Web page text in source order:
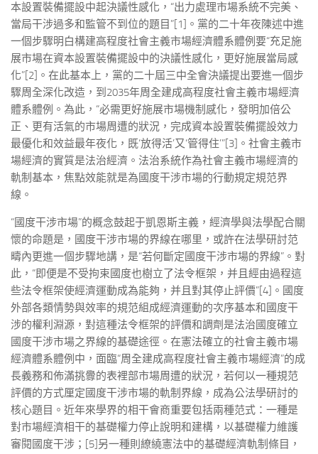
本設置裝備擺設中起決議性感化，“出力處理市場系統不完美、
當局干涉過多和監管不到位的題目”[1]。黨的二十年夜陳述中進
一個步驟明白構建高程度社會主義市場經濟體系體例要“充足施
展市場在資本設置裝備擺設中的決議性感化，更好施展當局感
化”[2]。在此基本上，黨的二十屆三中全會決議提出要進一個步
驟周全深化改造，到2035年周全建成高程度社會主義市場經濟
體系體例。為此，“必需更好施展市場機制感化，發明加倍公
正、更有活氣的市場周遭的狀況，完成資本設置裝備擺設效力
最優化和效益最年夜化，既‘放得活’又‘管得住’”[3]。社會主義市
場經濟的實質是法治經濟。法治系統作為社會主義市場經濟的
軌制基本，焦點效能就是為國度干涉市場的行動規定規范界
線。
“國度干涉市場”的概念鼓起于凱恩斯主義，經濟學與法學配合關
懷的命題是，國度干涉市場的界線在哪里，或許在法學研討范
疇內更進一個步驟地講，是“若何斷定國度干涉市場的界線”。對
此，“即便是不受拘束國度也樹立了法令框架，并且經由過程這
些法令框架使經濟運動成為能夠，并且對其停止評價”[4]。國度
外部各類情勢與效率的規范組成經濟運動的次序基本和國度干
涉的權利淵源，對這種法令框架的評價和調劑是法治國度確立
國度干涉市場之界線的基礎途徑。在憲法確立的社會主義市場
經濟體系體例中，面臨“周全建成高程度社會主義市場經濟”的成
長義務和佈滿挑釁的表裡部市場周遭的狀況，若何以一種規范
評價的方式厘定國度干涉市場的軌制界線，成為公法學研討的
核心題目。近年來學界的相干會商重要包括兩種范式：一種是
對市場經濟相干的基礎權力停止說明和建構，以基礎權力維護
審閱國度干涉；[5]另一種則繚繞憲法中的基礎經濟軌制條目，